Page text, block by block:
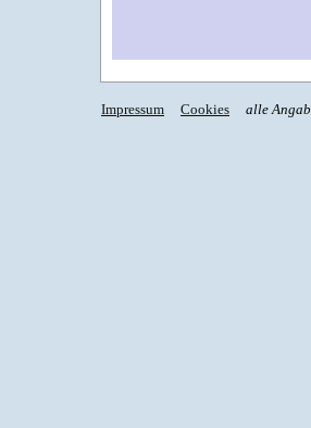
Impressum Cookies alle